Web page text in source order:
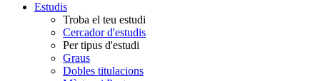
Estudis
Troba el teu estudi
Cercador d'estudis
Per tipus d'estudi
Graus
Dobles titulacions